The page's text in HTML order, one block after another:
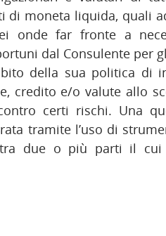
di moneta liquida, quali
onde far fronte a
dal Consulente per
della sua politica di
credito e/o valute allo
certi rischi. Una
tramite l’uso di
due o più parti il cui